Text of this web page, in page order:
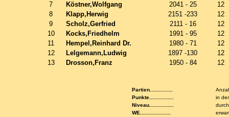
7
Köstner,Wolfgang 2041 - 25
12
8
Klapp,Herwig 2151 -233
12
9
Scholz,Gerfried 2111 - 16
12
10
Kocks,Friedhelm 1991 - 95
12
11
Hempel,Reinhard Dr. 1980 - 71
12
12
Lelgemann,Ludwig 1897 -130
12
13
Drosson,Franz 1950 - 84 12
Partien...............
Punkte................
in
Niveau................
WE....................